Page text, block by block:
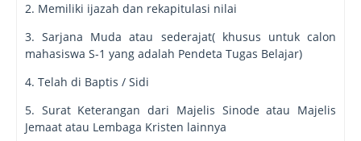
2. Memiliki ijazah dan rekapitulasi nilai
3. Sarjana Muda atau sederajat( khusus untuk calon
mahasiswa S-1 yang adalah Pendeta Tugas Belajar)
4. Telah di Baptis / Sidi
5. Surat Keterangan dari Majelis Sinode atau Majelis
Jemaat atau Lembaga Kristen lainnya